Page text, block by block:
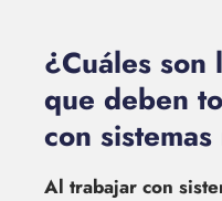
¿Cuáles son
que deben
con
Al trabajar con